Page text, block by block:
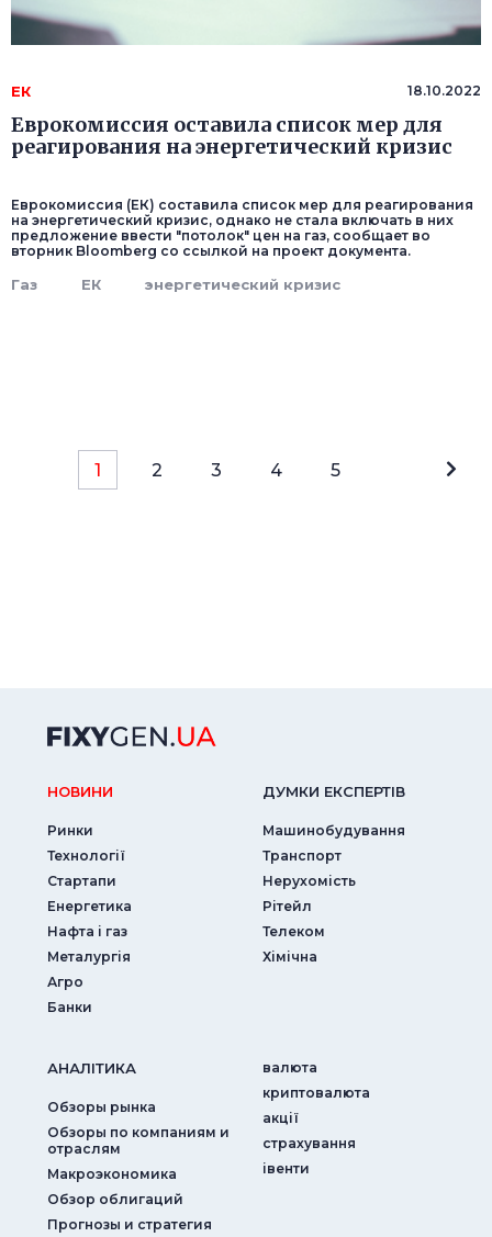
ЕК 18.10.2022
Еврокомиссия оставила список мер для
реагирования на энергетический кризис
Еврокомиссия (ЕК) составила список мер для реагирования
на энергетический кризис, однако не стала включать в них
предложение ввести "потолок" цен на газ, сообщает во
вторник Bloomberg со ссылкой на проект документа.
Газ ЕК энергетический кризис
1 2 3 4 5
НОВИНИ
Ринки
Технології
Стартапи
Енергетика
Нафта і газ
Металургія
Агро
Банки
ДУМКИ ЕКСПЕРТIВ
Машинобудування
Транспорт
Нерухомість
Рітейл
Телеком
Хімічна
АНАЛIТИКА
Обзоры рынка
Обзоры по компаниям и
отраслям
Макроэкономика
Обзор облигаций
Прогнозы и стратегия
валюта
криптовалюта
акції
страхування
iвенти